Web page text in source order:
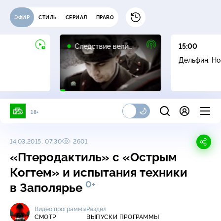
ЭФИР СТИЛЬ СЕРИАЛ ПРАВО
Следствие вели…
15:00
Дельфин.
18+
14.03.2015, 07:30 2601
«Птеродактиль» с «Острым
Когтем» и испытания техники
в Заполярье 0+
Видео программы
СМОТР
Раздел
ВЫПУСКИ ПРОГРАММЫ